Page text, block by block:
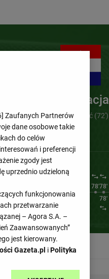
Chorwacja
Perisić (37') , Kristijan Jakić (72')
78'78'
72' 78'
TERMINARZ
] Zaufanych Partnerów
dane osobowe takie
do celów
i preferencji
zgody jest
uprzednio udzieloną
funkcjonowania
przetwarzanie
– Agora S.A. –
Zaawansowanych”
jest kierowany.
Gazeta.pl iPolityka